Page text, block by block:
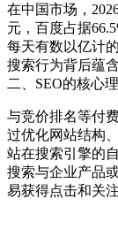
在中国市场，
元，百度占据
每天有数以亿计
搜索行为背后蕴
二、SEO的核心
与竞价排名等付
过优化网站结构
站在搜索引擎的
搜索与企业产品
易获得点击和关注